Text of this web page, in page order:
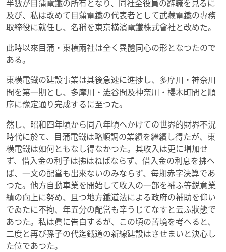
半數が目蒲電鐵の所有となり、同社全役員の辭職を見るに
及び、私は改めて目蒲電鐡の代表者として武藏電鐡の專務
取締役に就任し、名稱を東京横濱電鐵株式會社と改めた。
此時以來目蒲・東横兩社は全く異體同心の形となつたので
ある。
東横電鐡の建設事業は其後急速に進捗し、多摩川・神奈川
間を第一期とし、多摩川・澁谷間及神奈川・櫻木町間と順
序に豫定通り完成するに至つた。
然し、昭和四年頃から同八年頃へかけての世界的財界不況
時代に於て、目蒲電鐵は略順調の業績を繼續し得たが、東
横電鐵は如何ともなし得なかつた。其收入は更に増加せ
ず、借入金の利子は拂はねばならず、借入金の利息を拂へ
ば、一文の配當も出來ないのみならず、毎期赤字決算であ
つた。他方自動車業を開始して收入の一部を補ふ等鋭意業
績の向上に努め、且つ地方鐵道法による政府の補助を仰い
でゐたに不拘、年五分の配當も辛うじてなすと云ふ狀態で
あつた。私は眞に告白するが、この頃の苦境を考へると、
二度と再び孫子の代迄鐵道の新線建設はさせまいと決心し
た位であつた。